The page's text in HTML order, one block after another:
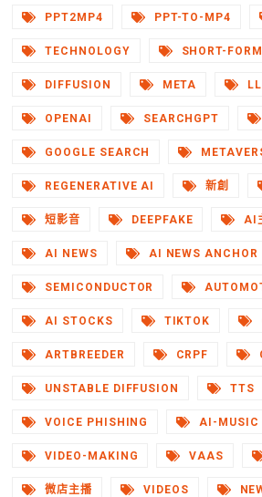
PPT2MP4 PPT-TO-MP4
TECHNOLOGY SHORT-
DIFFUSION META
OPENAI SEARCHGPT
GOOGLE SEARCH
REGENERATIVE AI 新創
短影音 DEEPFAKE AI
AI NEWS AI NEWS ANCHOR
SEMICONDUCTOR
AI STOCKS TIKTOK
ARTBREEDER CRPF
UNSTABLE DIFFUSION TTS
VOICE PHISHING AI-MUSIC
VIDEO-MAKING VAAS
微店主播 VIDEOS